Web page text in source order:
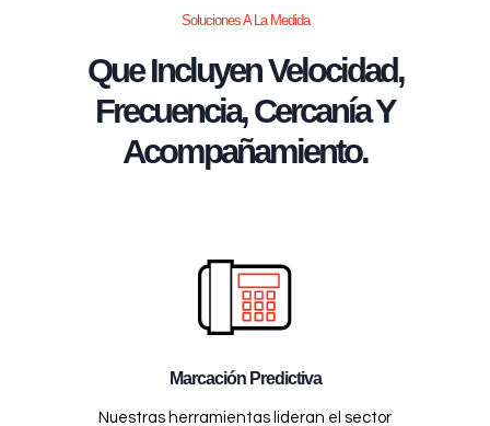
Soluciones A La Medida
Que Incluyen Velocidad,
Frecuencia, Cercanía Y
Acompañamiento.
Marcación Predictiva
Nuestras herramientas lideran el sector